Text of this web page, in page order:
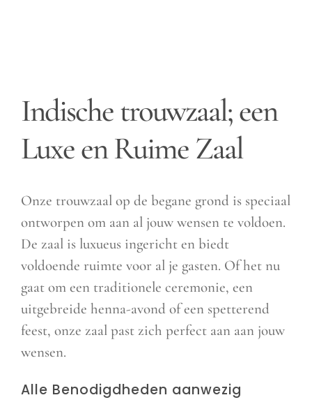
Indische trouwzaal; een
Luxe en Ruime Zaal
Onze trouwzaal op de begane grond is speciaal
ontworpen om aan al jouw wensen te voldoen.
De zaal is luxueus ingericht en biedt
voldoende ruimte voor al je gasten. Of het nu
gaat om een traditionele ceremonie, een
uitgebreide henna-avond of een spetterend
feest, onze zaal past zich perfect aan aan jouw
wensen.
Alle Benodigdheden aanwezig